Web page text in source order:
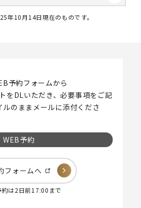
年10月14日現在のものです。
予約フォームから
をDLいただき、必要事項をご記
のままメールに添付くださ
WEB予約
フォームへ
は2日前17:00まで